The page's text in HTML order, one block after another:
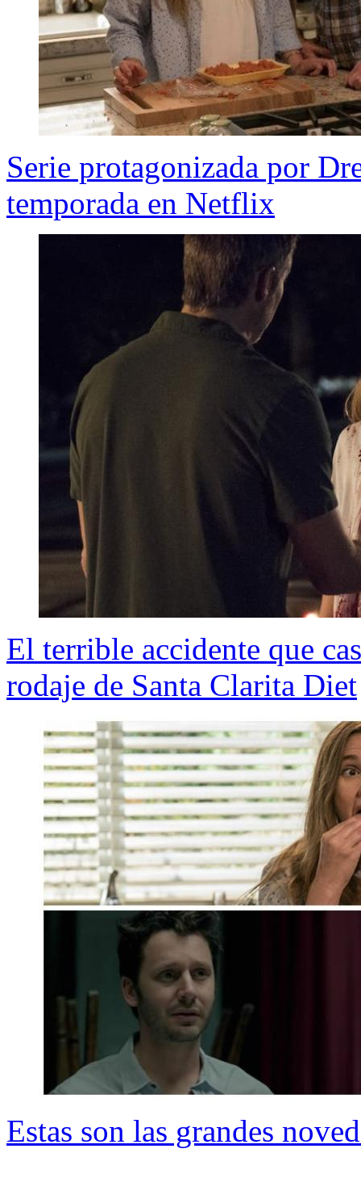
Serie protagonizada por
temporada en Netflix
El terrible accidente que
rodaje de Santa Clarita Diet
Estas son las grandes